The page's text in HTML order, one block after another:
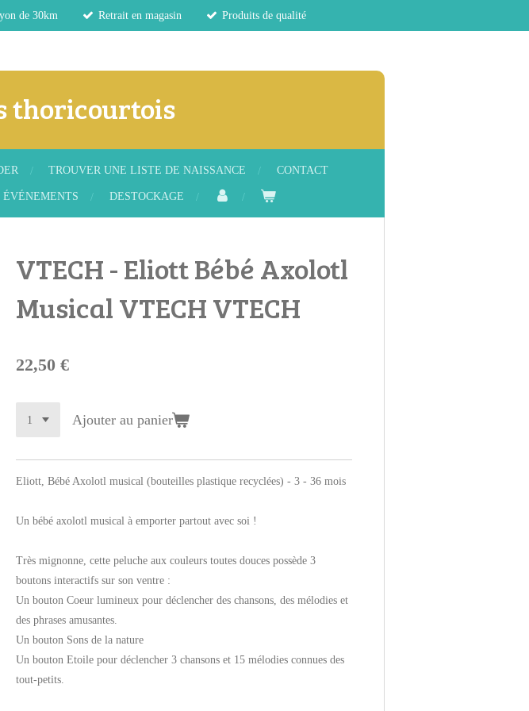
de 30km Retrait en magasin Produits de qualité
thoricourtois
TROUVER UNE LISTE DE NAISSANCE CONTACT
ÉVÉNEMENTS DESTOCKAGE
VTECH - Eliott Bébé Axolotl
Musical VTECH VTECH
22,50 €
Ajouter au panier
Eliott, Bébé Axolotl musical (bouteilles plastique recyclées) - 3 - 36 mois
Un bébé axolotl musical à emporter partout avec soi !
Très mignonne, cette peluche aux couleurs toutes douces possède 3
boutons interactifs sur son ventre :
Un bouton Coeur lumineux pour déclencher des chansons, des mélodies et
des phrases amusantes.
Un bouton Sons de la nature
Un bouton Etoile pour déclencher 3 chansons et 15 mélodies connues des
tout-petits.